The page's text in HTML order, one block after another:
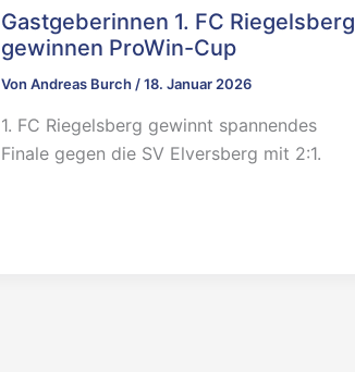
Gastgeberinnen 1. FC Riegelsberg
gewinnen ProWin-Cup
Von Andreas Burch /18. Januar 2026
1. FC Riegelsberg gewinnt spannendes
Finale gegen die SV Elversberg mit 2:1.